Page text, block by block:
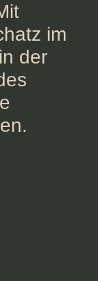
im
der